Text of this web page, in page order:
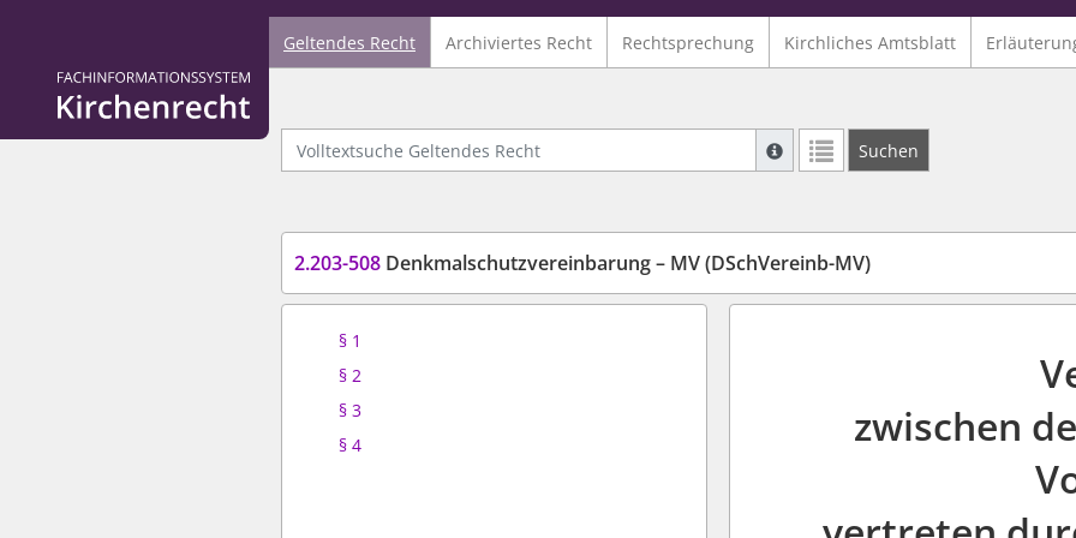
Logo Fachinformationssystem Kirchenrecht
Geltendes Recht Archiviertes Recht Rechtsprechung Kirchliches Amtsblatt
Volltextsuche Geltendes Recht
Suche mit Platzhalter "*", Bsp.
Suchen
2.203-508 Denkmalschutzvereinbarung – MV (DSchVereinb-MV)
§ 1
§ 2
§ 3
§ 4
zwischen